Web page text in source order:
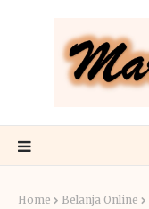
Home Belanja Online